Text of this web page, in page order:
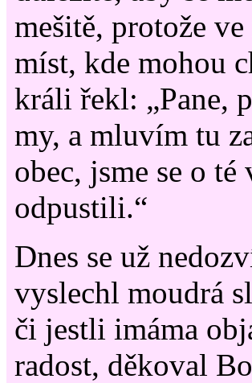
mešitě, protože
míst, kde mohou
králi řekl: „Pane,
my, a mluvím tu
obec, jsme se o
odpustili.“
Dnes se už
vyslechl moudrá
či jestli imáma
radost, děkoval